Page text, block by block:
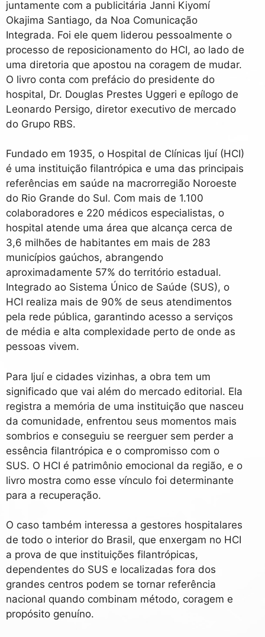
juntamente com a publicitária Janni Kiyomí
Okajima Santiago, da Noa Comunicação
Integrada. Foi ele quem liderou pessoalmente o
processo de reposicionamento do HCI, ao lado de
uma diretoria que apostou na coragem de mudar.
O livro conta com prefácio do presidente do
hospital, Dr. Douglas Prestes Uggeri e epílogo de
Leonardo Persigo, diretor executivo de mercado
do Grupo RBS.
Fundado em 1935, o Hospital de Clínicas Ijuí (HCI)
é uma instituição filantrópica e uma das principais
referências em saúde na macrorregião Noroeste
do Rio Grande do Sul. Com mais de 1.100
colaboradores e 220 médicos especialistas, o
hospital atende uma área que alcança cerca de
3,6 milhões de habitantes em mais de 283
municípios gaúchos, abrangendo
aproximadamente 57% do território estadual.
Integrado ao Sistema Único de Saúde (SUS), o
HCI realiza mais de 90% de seus atendimentos
pela rede pública, garantindo acesso a serviços
de média e alta complexidade perto de onde as
pessoas vivem.
Para Ijuí e cidades vizinhas, a obra tem um
significado que vai além do mercado editorial. Ela
registra a memória de uma instituição que nasceu
da comunidade, enfrentou seus momentos mais
sombrios e conseguiu se reerguer sem perder a
essência filantrópica e o compromisso com o
SUS. O HCI é patrimônio emocional da região, e o
livro mostra como esse vínculo foi determinante
para a recuperação.
O caso também interessa a gestores hospitalares
de todo o interior do Brasil, que enxergam no HCI
a prova de que instituições filantrópicas,
dependentes do SUS e localizadas fora dos
grandes centros podem se tornar referência
nacional quando combinam método, coragem e
propósito genuíno.